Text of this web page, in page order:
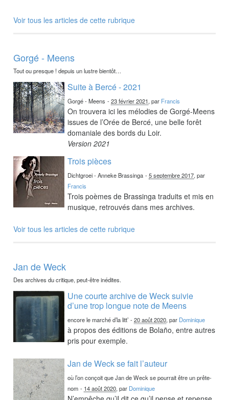
Voir tous les articles de cette rubrique
Gorgé - Meens
Tout ou presque ! depuis un lustre bientôt…
Suite à Bercé - 2021
Gorgé - Meens -23 février 2021, par Francis
On trouvera ici les mélodies de Gorgé-Meens
issues de l’Orée de Bercé, une belle forêt
domaniale des bords du Loir.
Version 2021
Trois pièces
Dichtgroei - Anneke Brassinga -5 septembre 2017, par
Francis
Trois poèmes de Brassinga traduits et mis en
musique, retrouvés dans mes archives.
Voir tous les articles de cette rubrique
Jan de Weck
Des archives du critique, peut-être inédites.
Une courte archive de Weck suivie
d’une trop longue note de Meens
encore le marché d’la litt’ -20 août 2020, par Dominique
à propos des éditions de Bolaño, entre autres
pris pour exemple.
Jan de Weck se fait l’auteur
où l’on conçoit que Jan de Weck se pourrait être un prête-
nom - 14 août 2020, par Dominique